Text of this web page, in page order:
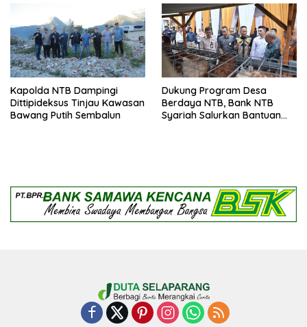
Kapolda NTB Dampingi
Dittipideksus Tinjau Kawasan
Bawang Putih Sembalun
Dukung Program Desa
Berdaya NTB, Bank NTB
Syariah Salurkan Bantuan